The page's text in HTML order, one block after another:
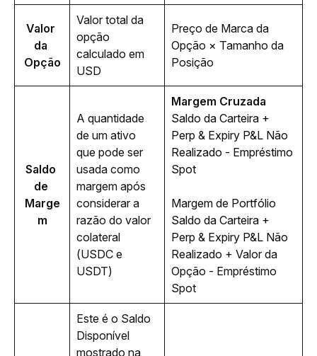
Valor
da
Opção
Valor total da
opção
calculado em
USD
Preço de Marca da
Opção × Tamanho da
Posição
Saldo
de
Marge
m
A quantidade
de um ativo
que pode ser
usada como
margem após
considerar a
razão do valor
colateral
(USDC e
USDT)
Margem Cruzada
Saldo da Carteira +
Perp & Expiry P&L Não
Realizado - Empréstimo
Spot
Margem de Portfólio
Saldo da Carteira +
Realizado + Valor da
Opção - Empréstimo
Spot
Este é o Saldo
Disponível
mostrado na